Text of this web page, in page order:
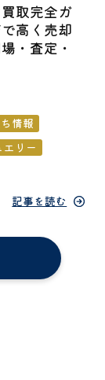
取完全ガ
高く売却
・査定・
情報
エリー
記事を読む